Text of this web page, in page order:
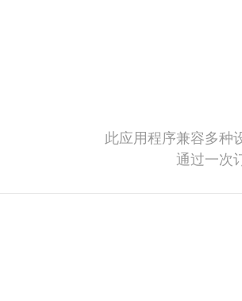
此应用程序兼容多种
通过一次